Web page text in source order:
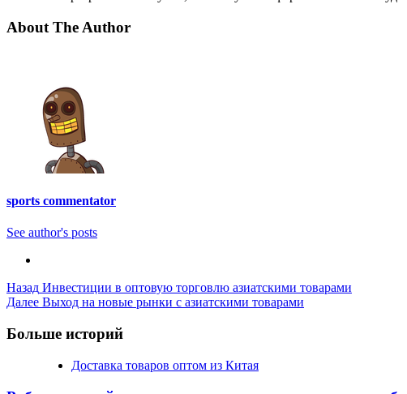
About The Author
sports commentator
See author's posts
Post
Navigation
Назад Инвестиции в оптовую торговлю азиатскими товарами
Далее Выход на новые рынки с азиатскими товарами
Больше историй
Доставка товаров оптом из Китая